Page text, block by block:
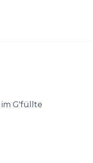
im G'füllte